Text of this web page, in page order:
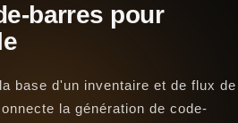
barres pour
base d'un inventaire et de flux de
la génération de code-